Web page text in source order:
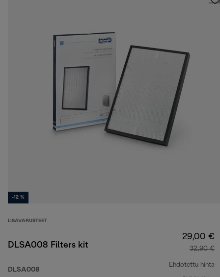
-12 %
LISÄVARUSTEET
DLSA008 Filters kit
DLSA008
29,00 €
32,90 €
Ehdotettu hinta